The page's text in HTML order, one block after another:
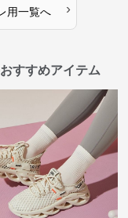
用一覧へ ›
すすめアイテム